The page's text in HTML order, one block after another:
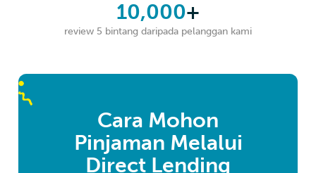
10,000+
review 5 bintang daripada pelanggan kami
Cara Mohon
Pinjaman Melalui
Direct Lending